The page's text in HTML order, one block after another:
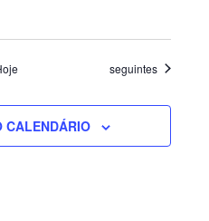
Eventos
seguintes
CALENDÁRIO